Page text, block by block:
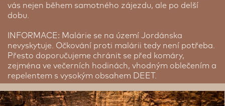
vás nejen během samotného zájezdu, ale po delší
dobu.
INFORMACE: Malárie se na území Jordánska
nevyskytuje. Očkování proti malárii tedy není potřeba.
Přesto doporučujeme chránit se před komáry,
zejména ve večerních hodinách, vhodným oblečením a
repelentem s vysokým obsahem DEET.